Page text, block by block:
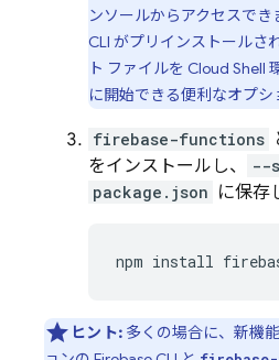
ンソールからアクセスでき
CLI がプリインストールさ
ト ファイルを Cloud Shell
に開始できる便利なオプシ
firebase-functions
をインストールし、 --
package.json に保存
npm install
ヒント: 多くの場合に、新機